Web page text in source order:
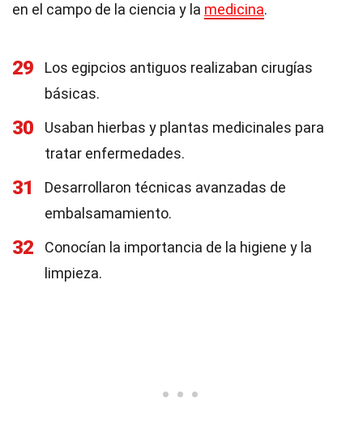
en el campo de la ciencia y la medicina.
29
Los egipcios antiguos realizaban cirugías
básicas.
30
Usaban hierbas y plantas medicinales para
tratar enfermedades.
31
Desarrollaron técnicas avanzadas de
embalsamamiento.
32
Conocían la importancia de la higiene y la
limpieza.